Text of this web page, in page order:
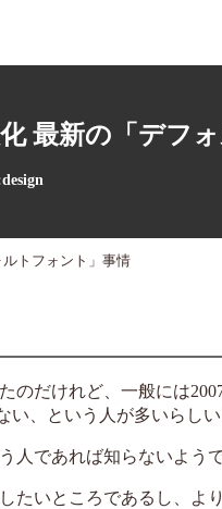
最新の「デフ
トフォント」事情
だけれど、一般には
、という人が多いらしい
であれば知らないよう
たいところであるし、よ